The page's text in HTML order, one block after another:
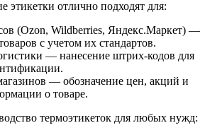
этикетки отлично подходят для:
(Ozon, Wildberries, Яндекс.Маркет) —
с учетом их стандартов.
— нанесение штрих-кодов для
— обозначение цен, акций и
о товаре.
термоэтикеток для любых нужд: